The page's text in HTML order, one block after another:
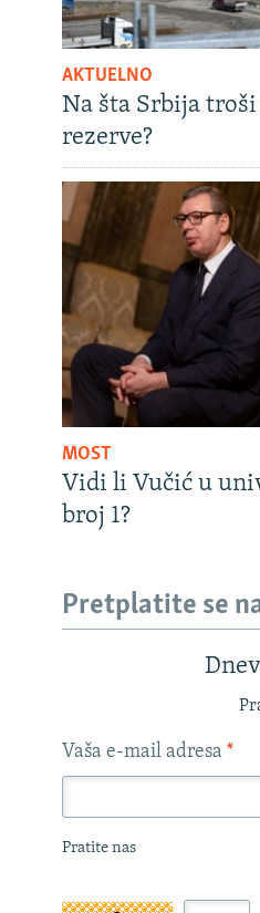
AKTUELNO
Na šta Srbija
rezerve?
MOST
Vidi li Vučić u
broj 1?
Pretplatite se
Vaša e-mail adresa *
Pratite nas